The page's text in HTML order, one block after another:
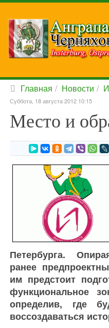
Главная Новости
Суббота, 18 августа 2012 10:15
Место и
Петербурга.
ранее
им предстоит
функциональное
определив, где
воссоздаваться